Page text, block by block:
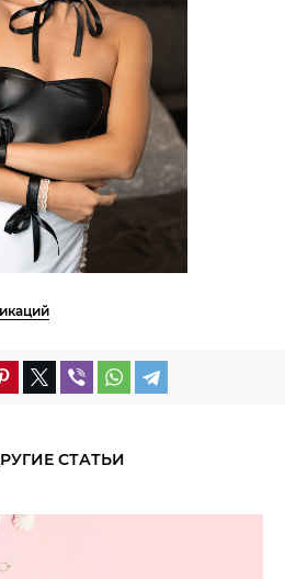
СТАТЬИ